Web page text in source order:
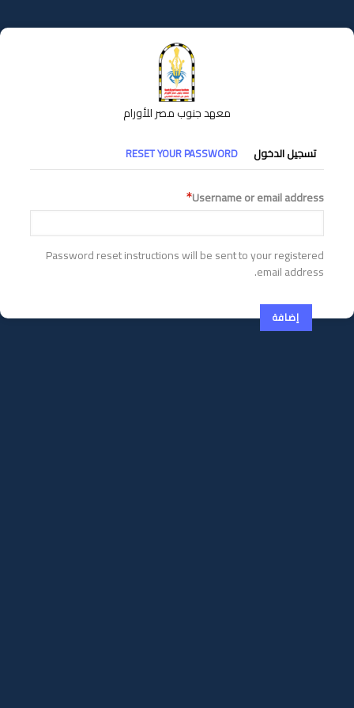
إلى
المحتوى
معهد جنوب مصر للأورام
التبويبات
الأساسية
تسجيل الدخول RESET YOUR PASSWORD
Username or email address
Password reset instructions will be sent to your registered
email address.